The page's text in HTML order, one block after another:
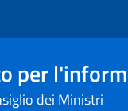
per
dei Ministri